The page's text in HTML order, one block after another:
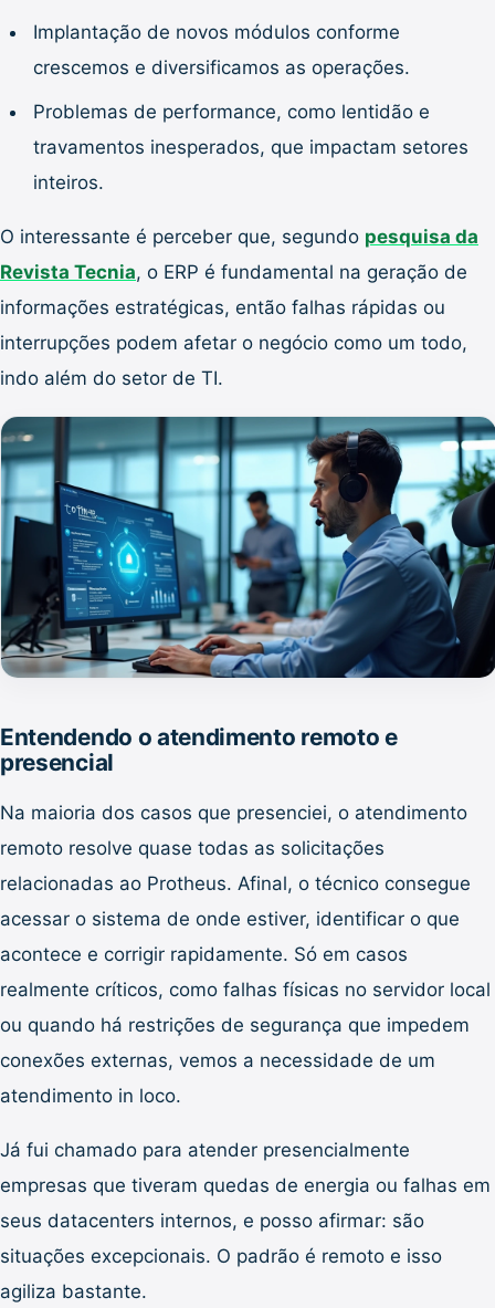
Implantação de novos módulos conforme
crescemos e diversificamos as operações.
Problemas de performance, como lentidão e
travamentos inesperados, que impactam setores
inteiros.
O interessante é perceber que, segundo pesquisa da
Revista Tecnia, o ERP é fundamental na geração de
informações estratégicas, então falhas rápidas ou
interrupções podem afetar o negócio como um todo,
indo além do setor de TI.
Entendendo o atendimento remoto e
presencial
Na maioria dos casos que presenciei, o atendimento
remoto resolve quase todas as solicitações
relacionadas ao Protheus. Afinal, o técnico consegue
acessar o sistema de onde estiver, identificar o que
acontece e corrigir rapidamente. Só em casos
realmente críticos, como falhas físicas no servidor local
ou quando há restrições de segurança que impedem
conexões externas, vemos a necessidade de um
atendimento in loco.
Já fui chamado para atender presencialmente
empresas que tiveram quedas de energia ou falhas em
seus datacenters internos, e posso afirmar: são
situações excepcionais. O padrão é remoto e isso
agiliza bastante.